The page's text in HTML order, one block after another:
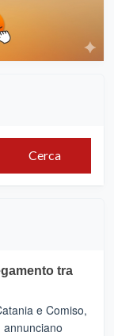
Cerca
tra
e Comiso,